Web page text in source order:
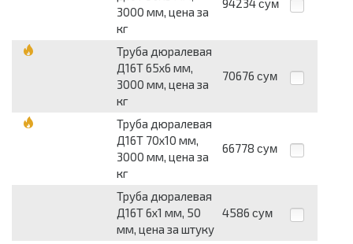
3000 мм, цена за
кг
94234 сум
Труба дюралевая
Д16Т 65х6 мм,
3000 мм, цена за
кг
70676 сум
Труба дюралевая
Д16Т 70х10 мм,
3000 мм, цена за
кг
66778 сум
Труба дюралевая
Д16Т 6х1 мм, 50
мм, цена за штуку
4586 сум